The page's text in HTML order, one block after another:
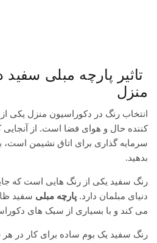
تاثیر پارچه مبلی
منزل
انتخاب رنگ در دکوراسیون منزل یکی
کننده حال و هوای فضا است. از
سرمایه گذاری برای اتاق نشیمن است،
بدهید.
رنگ سفید یکی از رنگ هایی است که
دنیای مبلمان دارد. پارچه مبلی سفید
می کند و با بسیاری از سبک های
رنگ سفید یک بوم ساده برای کار در